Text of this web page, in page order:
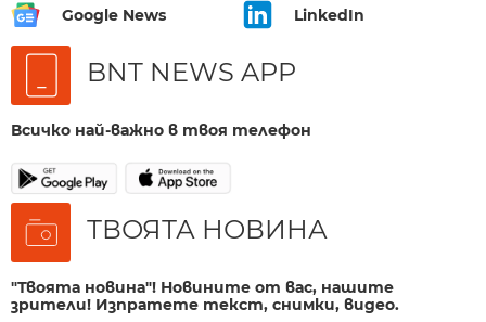
Google News LinkedIn
BNT NEWS APP
Всичко най-важно в твоя телефон
ТВОЯТА НОВИНА
"Твоята новина"! Новините от вас, нашите
зрители! Изпратете текст, снимки, видео.